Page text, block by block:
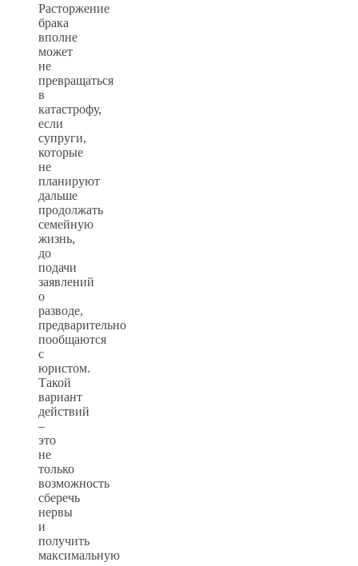
Расторжение
брака
вполне
может
не
превращаться
в
катастрофу,
если
супруги,
которые
не
планируют
дальше
продолжать
семейную
жизнь,
до
подачи
заявлений
о
разводе,
предварительно
пообщаются
с
юристом.
Такой
вариант
действий
–
это
не
только
возможность
сберечь
нервы
и
получить
максимальную